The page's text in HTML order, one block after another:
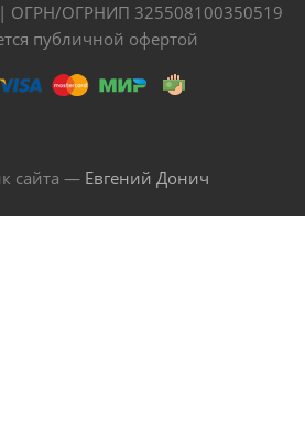
ОГРН/ОГРНИП 325508100350519
публичной офертой
сайта — Евгений Донич